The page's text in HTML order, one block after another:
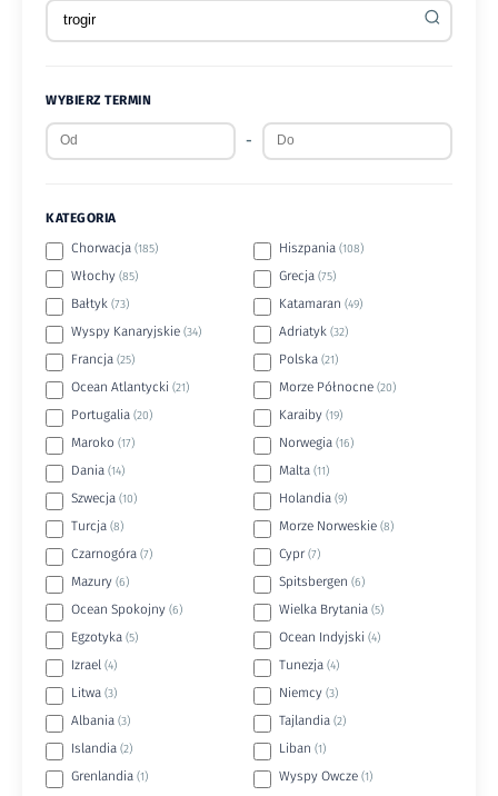
WYBIERZ TERMIN
-
KATEGORIA
Chorwacja (185) Hiszpania (108)
Włochy (85) Grecja (75)
Bałtyk (73) Katamaran (49)
Wyspy Kanaryjskie (34) Adriatyk (32)
Francja (25) Polska (21)
Ocean Atlantycki (21) Morze Północne (20)
Portugalia (20) Karaiby (19)
Maroko (17) Norwegia (16)
Dania (14) Malta (11)
Szwecja (10) Holandia (9)
Turcja (8) Morze Norweskie (8)
Czarnogóra (7) Cypr (7)
Mazury (6) Spitsbergen (6)
Ocean Spokojny (6) Wielka Brytania (5)
Egzotyka (5) Ocean Indyjski (4)
Izrael (4) Tunezja (4)
Litwa (3) Niemcy (3)
Albania (3) Tajlandia (2)
Islandia (2) Liban (1)
Grenlandia (1) Wyspy Owcze (1)